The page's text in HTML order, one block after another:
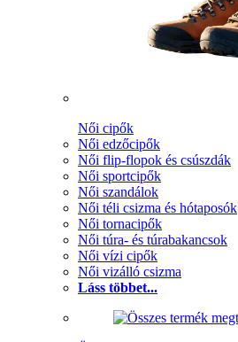
Női cipők
Női edzőcipők
Női flip-flopok és csúszdák
Női sportcipők
Női szandálok
Női téli csizma és hótaposók
Női tornacipők
Női túra- és túrabakancsok
Női vízi cipők
Női vizálló csizma
Láss többet...